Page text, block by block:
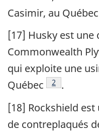
Casimir, au Québec
[17] Husky est une
Commonwealth
qui exploite une
Québec
Note de bas
2
.
[18] Rockshield
de contreplaqués